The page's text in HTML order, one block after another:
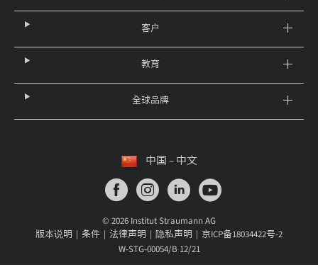
客户
教育
全球品牌
中国 – 中文
© 2026 Institut Straumann AG
版本说明
条件 法律声明 隐私声明
京ICP备18034422号-2
W-STG-00054/B 12/21